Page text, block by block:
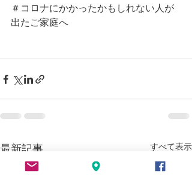
＃コロナにかかったかもしれない人が
出たご家庭へ
最新記事 すべて表示